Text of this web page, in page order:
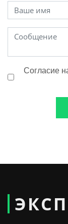
Согласие